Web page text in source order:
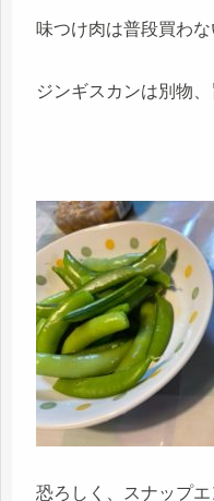
味つけ肉は普段買わな
ジンギスカンは別物、
恐ろしく、スナップエ